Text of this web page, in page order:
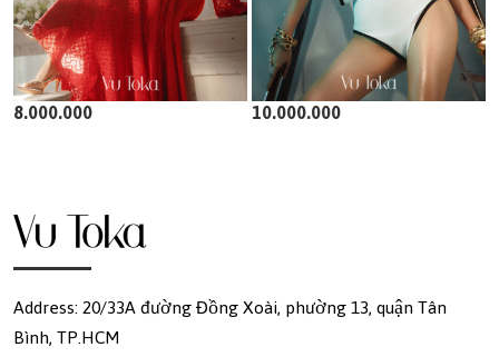
8.000.000 10.000.000
Address: 20/33A đường Đồng Xoài, phường 13, quận Tân
Bình, TP.HCM